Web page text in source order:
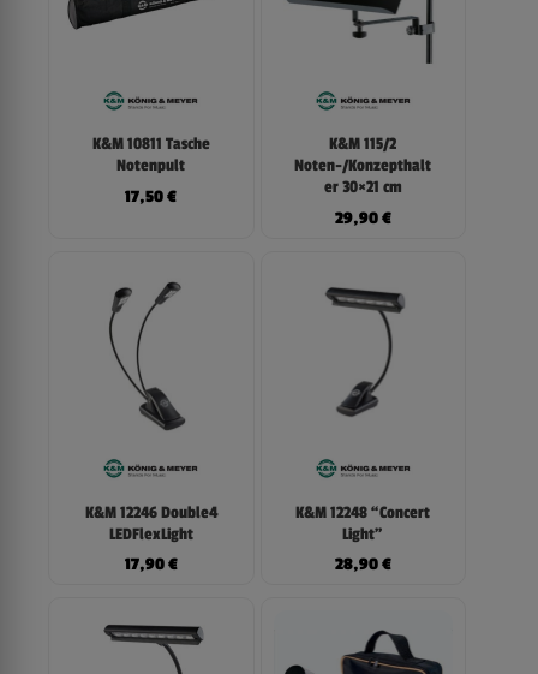
K&M 10811 Tasche
Notenpult
17,50€
K&M 115/2
Noten-/Konzepthalt
er 30×21 cm
29,90€
K&M 12246 Double4
LEDFlexLight
17,90€
K&M 12248 “Concert
Light”
28,90€